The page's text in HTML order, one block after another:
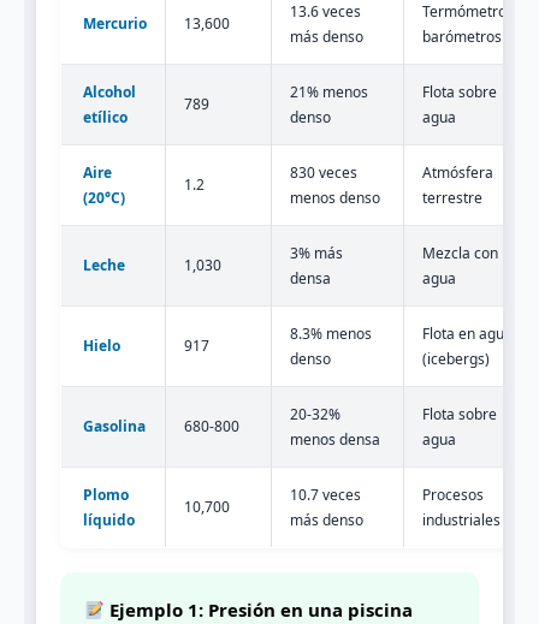
Mercurio 13,600
13.6 veces
más denso
Termómetros,
barómetros
Alcohol
etílico
789
21% menos
denso
Flota sobre
agua
Aire
(20°C)
1.2
830 veces
menos denso
Atmósfera
terrestre
Leche 1,030
3% más
densa
Mezcla con
agua
Hielo 917
8.3% menos
denso
Flota en agua
(icebergs)
Gasolina 680-800
20-32%
menos densa
Flota sobre
agua
Plomo
líquido
10,700
10.7 veces
más denso
Procesos
industriales
Ejemplo 1: Presión en una piscina